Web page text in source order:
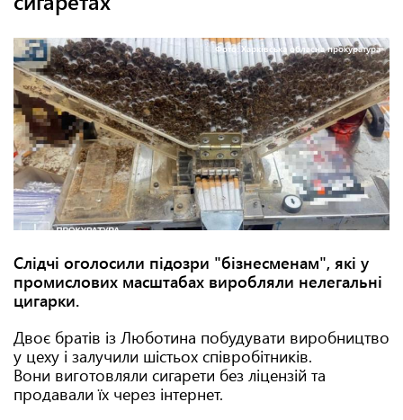
Фото: Харківська обласна прокуратура
Слідчі оголосили підозри "бізнесменам", які у
промислових масштабах виробляли нелегальні
цигарки.
Двоє братів із Люботина побудувати виробництво
у цеху і залучили шістьох співробітників.
Вони виготовляли сигарети без ліцензій та
продавали їх через інтернет.